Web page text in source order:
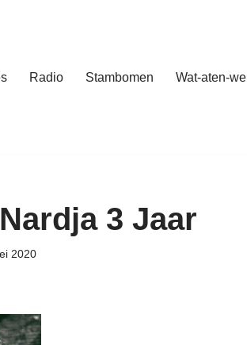
Radio Stambomen Wat-aten-we
3 Jaar
2020